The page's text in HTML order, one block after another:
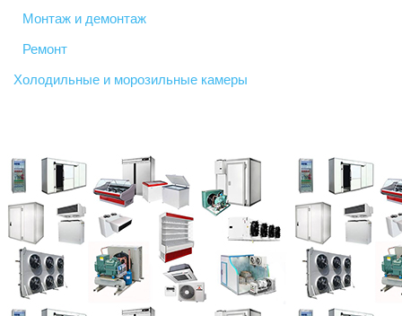
Монтаж и демонтаж
Ремонт
Холодильные и морозильные камеры